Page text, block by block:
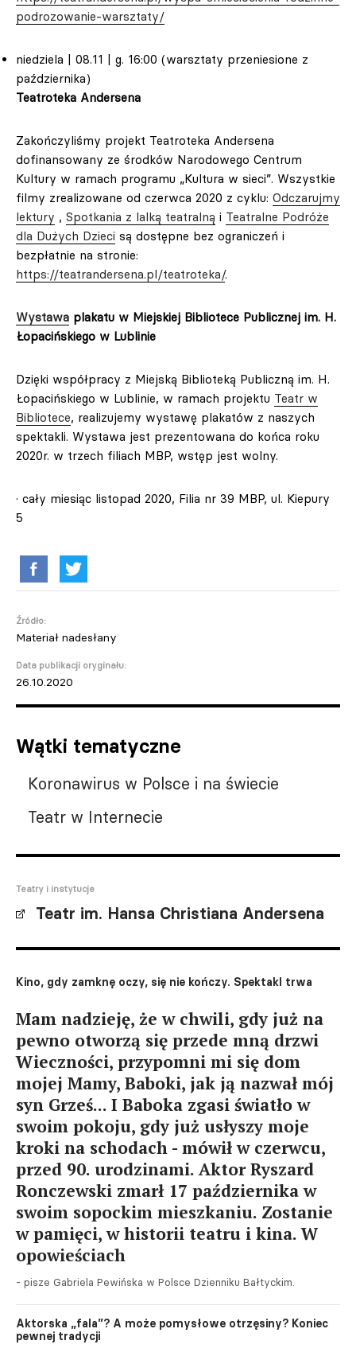
podrozowanie-warsztaty/
niedziela | 08.11 | g. 16:00 (warsztaty przeniesione z
października)
Teatroteka Andersena
Zakończyliśmy projekt Teatroteka Andersena
dofinansowany ze środków Narodowego Centrum
Kultury w ramach programu „Kultura w sieci”. Wszystkie
filmy zrealizowane od czerwca 2020 z cyklu: Odczarujmy
lektury , Spotkania z lalką teatralną i Teatralne Podróże
dla Dużych Dzieci są dostępne bez ograniczeń i
bezpłatnie na stronie:
https://teatrandersena.pl/teatroteka/.
Wystawa plakatu w Miejskiej Bibliotece Publicznej im. H.
Łopacińskiego w Lublinie
Dzięki współpracy z Miejską Biblioteką Publiczną im. H.
Łopacińskiego w Lublinie, w ramach projektu Teatr w
Bibliotece, realizujemy wystawę plakatów z naszych
spektakli. Wystawa jest prezentowana do końca roku
2020r. w trzech filiach MBP, wstęp jest wolny.
· cały miesiąc listopad 2020, Filia nr 39 MBP, ul. Kiepury
5
Źródło:
Materiał nadesłany
Data publikacji oryginału:
26.10.2020
Wątki tematyczne
Koronawirus w Polsce i na świecie
Teatr w Internecie
Teatry i instytucje
Teatr im. Hansa Christiana Andersena
Kino, gdy zamknę oczy, się nie kończy. Spektakl trwa
Mam nadzieję, że w chwili, gdy już na
pewno otworzą się przede mną drzwi
Wieczności, przypomni mi się dom
mojej Mamy, Baboki, jak ją nazwał mój
syn Grześ... I Baboka zgasi światło w
swoim pokoju, gdy już usłyszy moje
kroki na schodach - mówił w czerwcu,
przed 90. urodzinami. Aktor Ryszard
Ronczewski zmarł 17 października w
swoim sopockim mieszkaniu. Zostanie
w pamięci, w historii teatru i kina. W
opowieściach
- pisze Gabriela Pewińska w Polsce Dzienniku Bałtyckim.
Aktorska „fala”? A może pomysłowe otrzęsiny? Koniec
pewnej tradycji